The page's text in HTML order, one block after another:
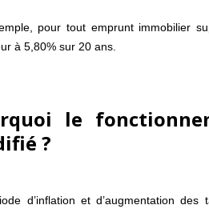
pour tout emprunt immobilier
à 5,80% sur 20 ans.
le
?
d’inflation et d’augmentation